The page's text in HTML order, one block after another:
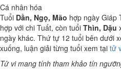
Cá nhân hóa
Tuổi Dần, Ngọ, Mão hợp ngày Giáp
hợp với chi Tuất, còn tuổi Thìn, Dậu
ngày khác. Thứ tự 12 tuổi bên dưới
xuống, luận giải từng tuổi xem tại tử
Tử vi mang tính tham khảo tín